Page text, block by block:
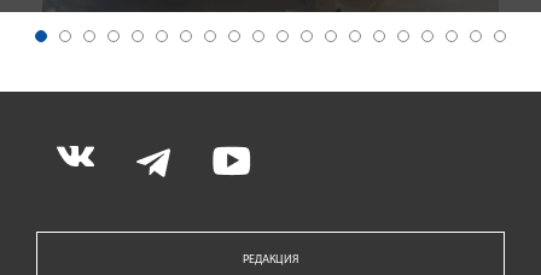
РЕДАКЦИЯ